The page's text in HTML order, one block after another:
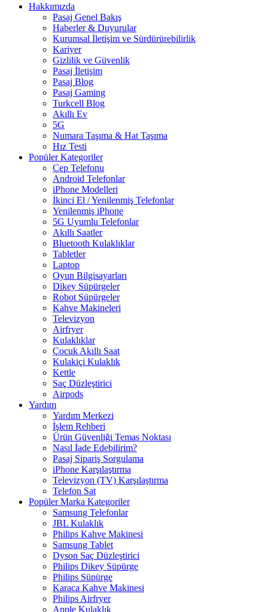
Hakkımızda
Pasaj Genel Bakış
Haberler & Duyurular
Kurumsal İletişim ve Sürdürürebilirlik
Kariyer
Gizlilik ve Güvenlik
Pasaj İletişim
Pasaj Blog
Pasaj Gaming
Turkcell Blog
Akıllı Ev
5G
Numara Taşıma & Hat Taşıma
Hız Testi
Popüler Kategoriler
Cep Telefonu
Android Telefonlar
iPhone Modelleri
İkinci El / Yenilenmiş Telefonlar
Yenilenmiş iPhone
5G Uyumlu Telefonlar
Akıllı Saatler
Bluetooth Kulaklıklar
Tabletler
Laptop
Oyun Bilgisayarları
Dikey Süpürgeler
Robot Süpürgeler
Kahve Makineleri
Televizyon
Airfryer
Kulaklıklar
Çocuk Akıllı Saat
Kulakiçi Kulaklık
Kettle
Saç Düzleştirici
Airpods
Yardım
Yardım Merkezi
İşlem Rehberi
Ürün Güvenliği Temas Noktası
Nasıl İade Edebilirim?
Pasaj Sipariş Sorgulama
iPhone Karşılaştırma
Televizyon (TV) Karşılaştırma
Telefon Sat
Popüler Marka Kategoriler
Samsung Telefonlar
JBL Kulaklık
Philips Kahve Makinesi
Samsung Tablet
Dyson Saç Düzleştirici
Philips Dikey Süpürge
Philips Süpürge
Karaca Kahve Makinesi
Philips Airfryer
Apple Kulaklık